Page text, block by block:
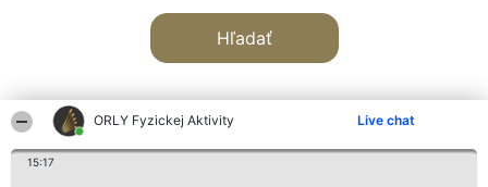
ORLY Fyzickej Aktivity Live chat
15:17
Hľadať